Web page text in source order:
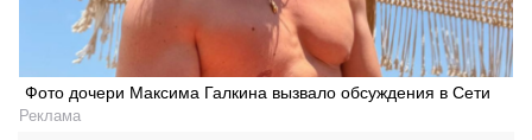
Фото дочери Максима Галкина вызвало обсуждения в Сети
Реклама